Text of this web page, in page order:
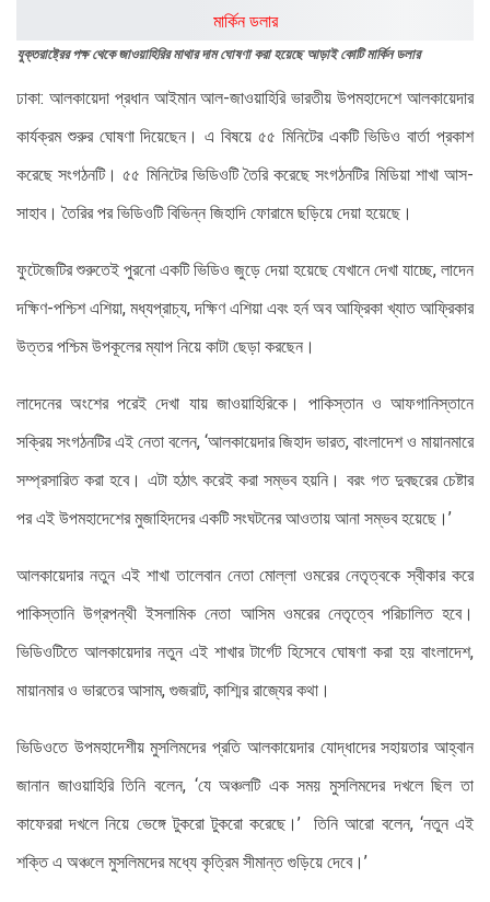
যুক্তরাষ্ট্রের পক্ষ থেকে জাওয়াহিরির মাথার দাম ঘোষণা করা হয়েছে আড়াই কোটি মার্কিন ডলার
ঢাকা: আলকায়েদা প্রধান আইমান আল-জাওয়াহিরি ভারতীয় উপমহাদেশে আলকায়েদার
কার্যক্রম শুরুর ঘোষণা দিয়েছেন। এ বিষয়ে ৫৫ মিনিটের একটি ভিডিও বার্তা প্রকাশ
করেছে সংগঠনটি। ৫৫ মিনিটের ভিডিওটি তৈরি করেছে সংগঠনটির মিডিয়া শাখা আস-
সাহাব। তৈরির পর ভিডিওটি বিভিন্ন জিহাদি ফোরামে ছড়িয়ে দেয়া হয়েছে।
ফুটেজেটির শুরুতেই পুরনো একটি ভিডিও জুড়ে দেয়া হয়েছে যেখানে দেখা যাচ্ছে, লাদেন
দক্ষিণ-পশ্চিশ এশিয়া, মধ্যপ্রাচ্য, দক্ষিণ এশিয়া এবং হর্ন অব আফ্রিকা খ্যাত আফ্রিকার
উত্তর পশ্চিম উপকূলের ম্যাপ নিয়ে কাটা ছেড়া করছেন।
লাদেনের অংশের পরেই দেখা যায় জাওয়াহিরিকে। পাকিস্তান ও আফগানিস্তানে
সক্রিয় সংগঠনটির এই নেতা বলেন, ‘আলকায়েদার জিহাদ ভারত, বাংলাদেশ ও মায়ানমারে
সম্প্রসারিত করা হবে। এটা হঠাৎ করেই করা সম্ভব হয়নি। বরং গত দুবছরের চেষ্টার
পর এই উপমহাদেশের মুজাহিদদের একটি সংঘটনের আওতায় আনা সম্ভব হয়েছে।’
আলকায়েদার নতুন এই শাখা তালেবান নেতা মোল্লা ওমরের নেতৃত্বকে স্বীকার করে
পাকিস্তানি উগ্রপন্থী ইসলামিক নেতা আসিম ওমরের নেতৃত্বে পরিচালিত হবে।
ভিডিওটিতে আলকায়েদার নতুন এই শাখার টার্গেট হিসেবে ঘোষণা করা হয় বাংলাদেশ,
মায়ানমার ও ভারতের আসাম, গুজরাট, কাশ্মির রাজ্যের কথা।
ভিডিওতে উপমহাদেশীয় মুসলিমদের প্রতি আলকায়েদার যোদ্ধাদের সহায়তার আহ্বান
জানান জাওয়াহিরি তিনি বলেন, ‘যে অঞ্চলটি এক সময় মুসলিমদের দখলে ছিল তা
কাফেররা দখলে নিয়ে ভেঙ্গে টুকরো টুকরো করেছে।’ তিনি আরো বলেন, ‘নতুন এই
শক্তি এ অঞ্চলে মুসলিমদের মধ্যে কৃত্রিম সীমান্ত গুড়িয়ে দেবে।’